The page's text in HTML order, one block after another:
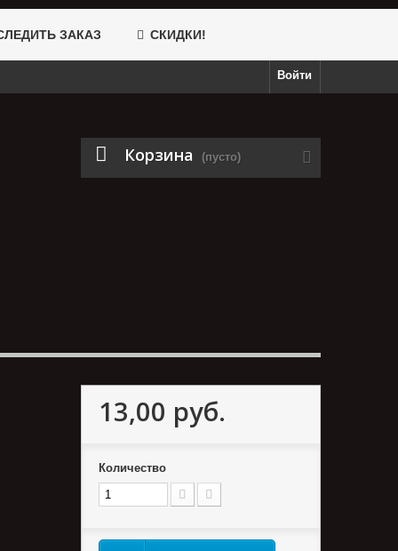
ЗАКАЗ СКИДКИ!
Войти
Корзина (пусто)
13,00 руб.
Количество